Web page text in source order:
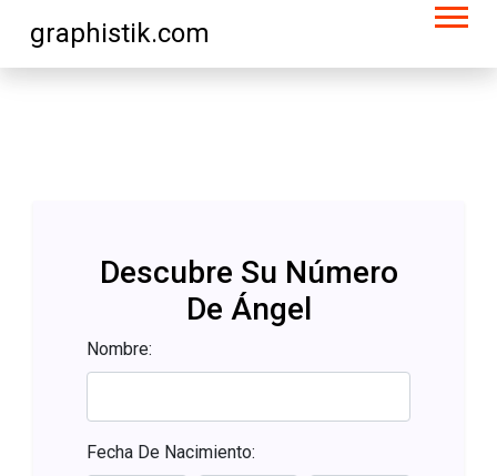
graphistik.com
Descubre Su Número
De Ángel
Nombre:
Fecha De Nacimiento: